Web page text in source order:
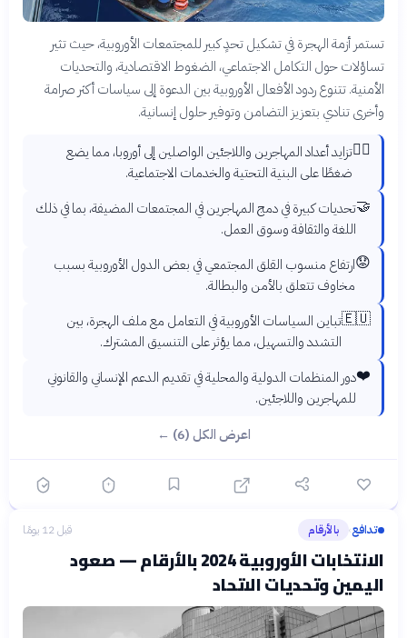
تستمر أزمة الهجرة في تشكيل تحدٍ كبير للمجتمعات الأوروبية، حيث تثير
تساؤلات حول التكامل الاجتماعي، الضغوط الاقتصادية، والتحديات
الأمنية. تتنوع ردود الأفعال الأوروبية بين الدعوة إلى سياسات أكثر صرامة
وأخرى تنادي بتعزيز التضامن وتوفير حلول إنسانية.
🚶‍♂️تزايد أعداد المهاجرين واللاجئين الواصلين إلى أوروبا، مما يضع
ضغطًا على البنية التحتية والخدمات الاجتماعية.
🤝تحديات كبيرة في دمج المهاجرين في المجتمعات المضيفة، بما في ذلك
اللغة والثقافة وسوق العمل.
😟ارتفاع منسوب القلق المجتمعي في بعض الدول الأوروبية بسبب
مخاوف تتعلق بالأمن والبطالة.
🇪🇺تباين السياسات الأوروبية في التعامل مع ملف الهجرة، بين
التشدد والتسهيل، مما يؤثر على التنسيق المشترك.
❤️دور المنظمات الدولية والمحلية في تقديم الدعم الإنساني والقانوني
للمهاجرين واللاجئين.
اعرض الكل (6) ←
تدافع› بالأرقام قبل 12 يومًا
الانتخابات الأوروبية 2024 بالأرقام — صعود
اليمين وتحديات الاتحاد